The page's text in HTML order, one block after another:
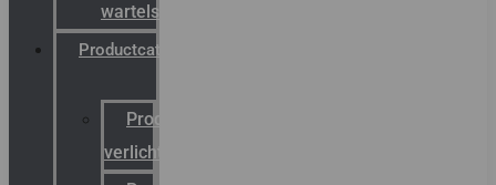
wartels
Productcatalogus
Productcatalogus
verlichting